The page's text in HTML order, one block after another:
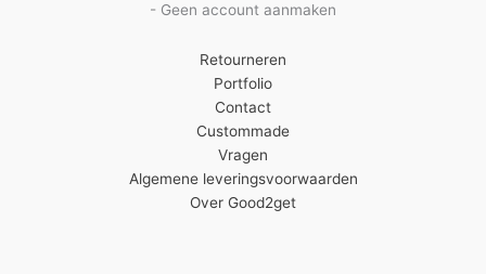
- Geen account aanmaken
Retourneren
Portfolio
Contact
Custommade
Vragen
Algemene leveringsvoorwaarden
Over Good2get